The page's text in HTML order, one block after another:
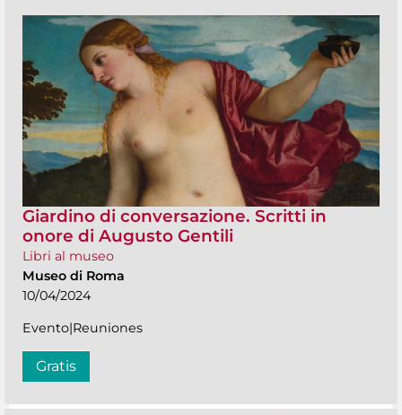
Giardino di conversazione. Scritti in
onore di Augusto Gentili
Libri al museo
Museo di Roma
10/04/2024
Evento|Reuniones
Gratis